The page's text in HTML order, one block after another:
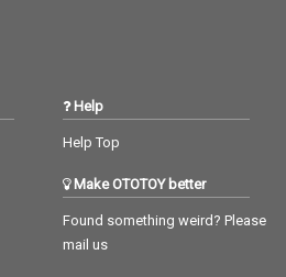
Help
Help Top
Make OTOTOY better
Found something weird? Please
mail us